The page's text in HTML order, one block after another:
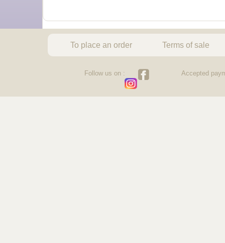
To place an order Terms of sale
Follow us on : Accepted